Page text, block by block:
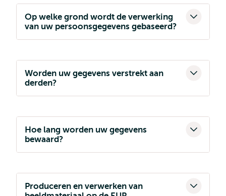
Op welke grond wordt de verwerking
van uw persoonsgegevens gebaseerd?
Worden uw gegevens verstrekt aan
derden?
Hoe lang worden uw gegevens
bewaard?
Produceren en verwerken van